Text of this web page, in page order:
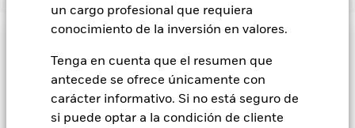
un cargo profesional que requiera
conocimiento de la inversión en valores.
Tenga en cuenta que el resumen que
antecede se ofrece únicamente con
carácter informativo. Si no está seguro de
si puede optar a la condición de cliente
BGF Global Bond Income Fund
Gráfico de rendimiento
El riesgo de crédito, los cambios en los tipos de interés y/o los
impagos de los emisores tendrán un impacto significativo en
Datos clave